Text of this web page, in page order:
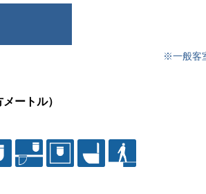
※一般客
ートル）